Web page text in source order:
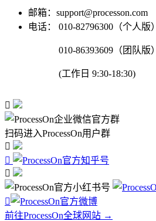
邮箱：support@processon.com
电话：
010-82796300（个人版）
010-86393609（团队版）
(工作日 9:30-18:30)

扫码进入ProcessOn用户群




前往ProcessOn全球网站 →